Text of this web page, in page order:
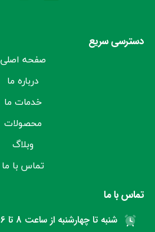
دسترسی سریع
صفحه اصلی
درباره ما
خدمات ما
محصولات
وبلاگ
تماس با ما
تماس با ما
شنبه تا چهارشنبه از ساعت 8 تا 16